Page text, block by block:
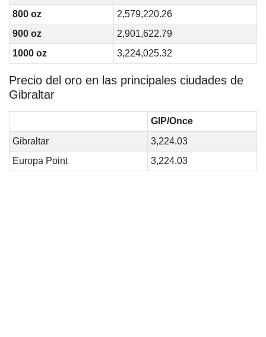
800 oz
2,579,220.26
900 oz
2,901,622.79
1000 oz
3,224,025.32
Precio del oro en las principales ciudades de
Gibraltar
GIP/Once
Gibraltar
3,224.03
Europa Point
3,224.03